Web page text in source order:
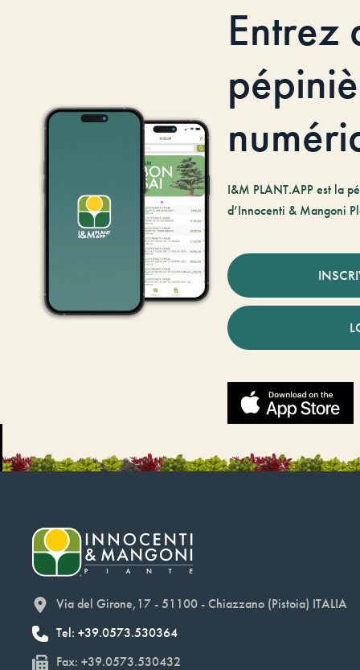
Entrez
I&M PLANT.APP est la
d’Innocenti & Mangoni
Via del Girone,17 - 51100 - Chiazzano (Pistoia) ITALIA
Tel: +39.0573.530364
Fax: +39.0573.530432